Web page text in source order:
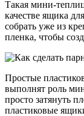
Такая мини-
качестве ящика
собрать уже из
пленка, чтобы
Простые
выполнят роль
просто затянуть
пластиковые